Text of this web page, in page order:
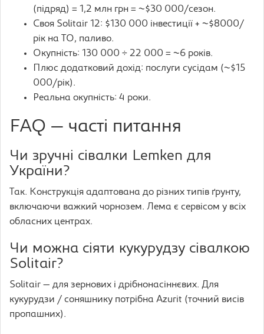
(підряд) = 1,2 млн грн = ~$30 000/сезон.
Своя Solitair 12: $130 000 інвестиції + ~$8000/
рік на ТО, паливо.
Окупність: 130 000 ÷ 22 000 = ~6 років.
Плюс додатковий дохід: послуги сусідам (~$15
000/рік).
Реальна окупність: 4 роки.
FAQ — часті питання
Чи зручні сівалки Lemken для
України?
Так. Конструкція адаптована до різних типів ґрунту,
включаючи важкий чорнозем. Лема є сервісом у всіх
обласних центрах.
Чи можна сіяти кукурудзу сівалкою
Solitair?
Solitair — для зернових і дрібнонасіннєвих. Для
кукурудзи / соняшнику потрібна Azurit (точний висів
пропашних).